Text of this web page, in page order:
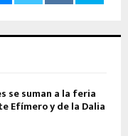
se suman a la feria
Efímero y de la Dalia